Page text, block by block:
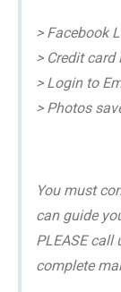
> Facebook
> Credit
> Login to
> Photos
You must
can guide
PLEASE
complete